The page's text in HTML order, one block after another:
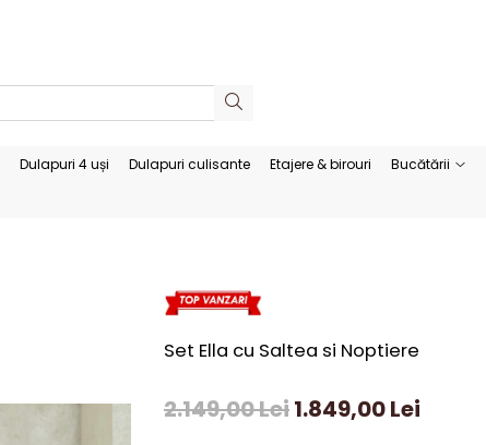
Dulapuri 4 uși Dulapuri culisante Etajere & birouri Bucătării
Set Ella cu Saltea si Noptiere
2.149,00 Lei1.849,00 Lei